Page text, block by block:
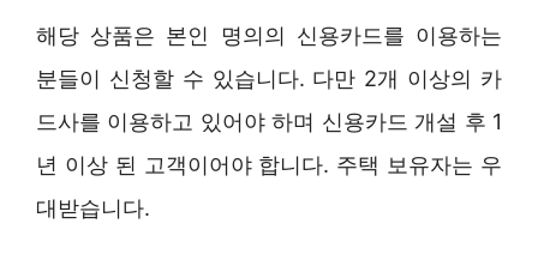
해당 상품은 본인 명의의 신용카드를 이용하는
분들이 신청할 수 있습니다. 다만 2개 이상의 카
드사를 이용하고 있어야 하며 신용카드 개설 후 1
년 이상 된 고객이어야 합니다. 주택 보유자는 우
대받습니다.